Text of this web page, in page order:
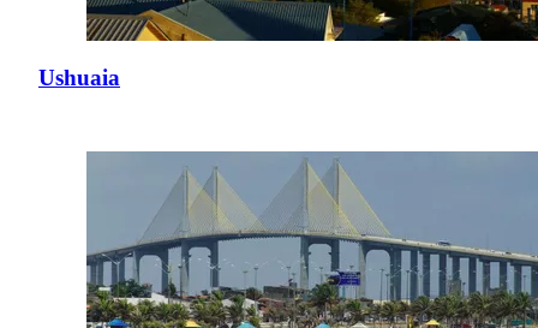
Ushuaia